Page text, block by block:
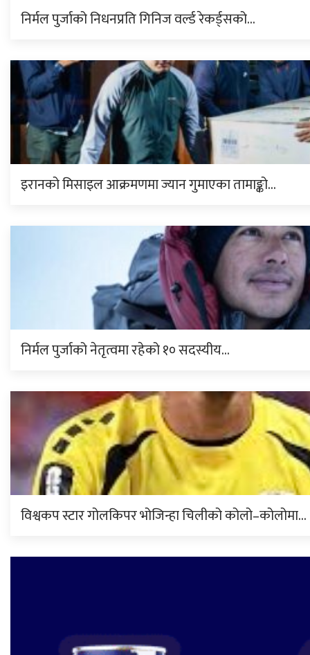
निर्मल पुर्जाको निधनप्रति गिनिज वर्ल्ड रेकर्ड्सको…
इरानको मिसाइल आक्रमणमा ज्यान गुमाएका तामाङ्को…
निर्मल पुर्जाको नेतृत्वमा रहेको १० सदस्यीय…
विश्वकप स्टार गोलकिपर भोजिन्हा चिलीको कोलो–कोलोमा…